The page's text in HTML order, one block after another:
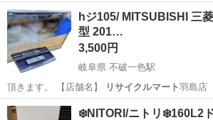
hジ105/ MITSUBISHI 三
型 201…
3,500円
岐阜県 不破一色駅
頂きます。 【店舗名】
リサイクルマート
岐阜 羽島市 テレビ
❄️NITORI/ニトリ❄️160L2